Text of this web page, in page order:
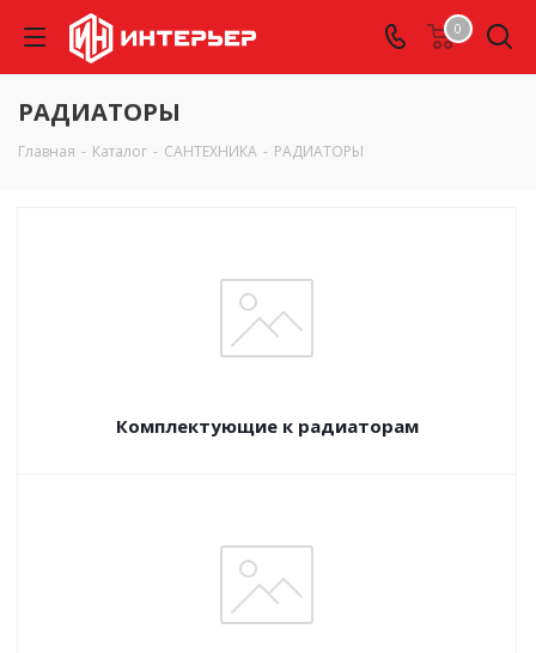
0
РАДИАТОРЫ
Главная - Каталог - САНТЕХНИКА - РАДИАТОРЫ
Комплектующие к радиаторам